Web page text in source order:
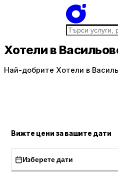
Хотели в
Най-добрите Хотели в
Вижте цени за вашите дати
Изберете дати